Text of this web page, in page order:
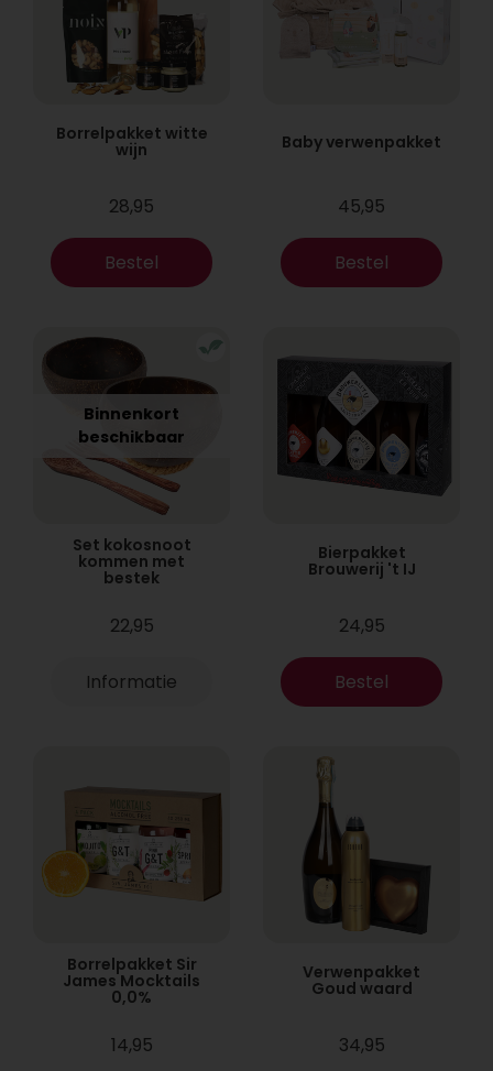
Borrelpakket witte
wijn
28,95
Bestel
Baby verwenpakket
45,95
Bestel
Binnenkort
beschikbaar
Set kokosnoot
kommen met
bestek
22,95
Informatie
Bierpakket
Brouwerij 't IJ
24,95
Bestel
Borrelpakket Sir
James Mocktails
0,0%
14,95
Verwenpakket
Goud waard
34,95